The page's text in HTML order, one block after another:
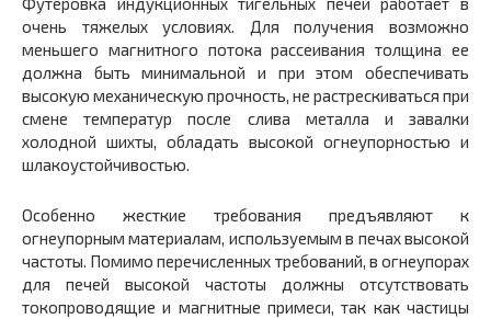
очень тяжелых условиях. Для получения возможно
меньшего магнитного потока рассеивания толщина ее
должна быть минимальной и при этом обеспечивать
высокую механическую прочность, не растрескиваться при
смене температур после слива металла и завалки
холодной шихты, обладать высокой огнеупорностью и
шлакоустойчивостью.
Особенно жесткие требования предъявляют к
огнеупорным материалам, используемым в печах высокой
частоты. Помимо перечисленных требований, в огнеупорах
для печей высокой частоты должны отсутствовать
токопроводящие и магнитные примеси, так как частицы